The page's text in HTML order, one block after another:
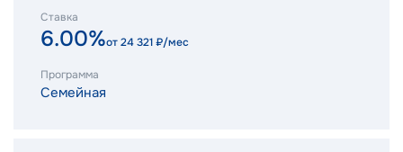
Ставка
6.00%от24 321₽/мес
Программа
Семейная